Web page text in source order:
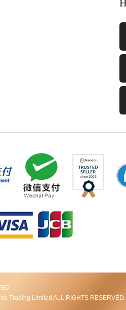
Trading Limited ALL RIGHTS RESERVED.